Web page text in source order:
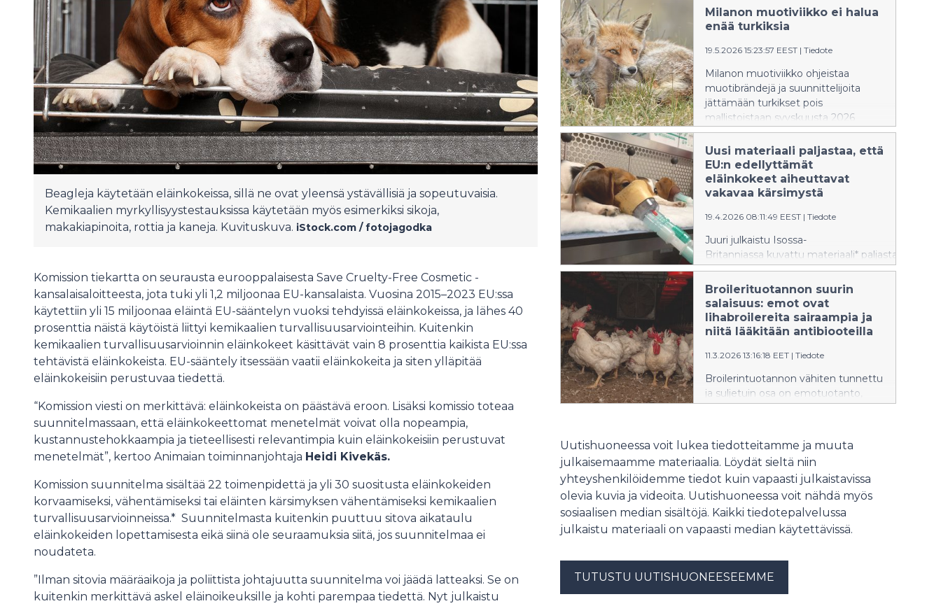
Beagleja käytetään eläinkokeissa, sillä ne ovat yleensä ystävällisiä ja sopeutuvaisia.
Kemikaalien myrkyllisyystestauksissa käytetään myös esimerkiksi sikoja,
makakiapinoita, rottia ja kaneja. Kuvituskuva. iStock.com / fotojagodka
Komission tiekartta on seurausta eurooppalaisesta Save Cruelty-Free Cosmetic -
kansalaisaloitteesta, jota tuki yli 1,2 miljoonaa EU-kansalaista. Vuosina 2015–2023 EU:ssa
käytettiin yli 15 miljoonaa eläintä EU-sääntelyn vuoksi tehdyissä eläinkokeissa, ja lähes 40
prosenttia näistä käytöistä liittyi kemikaalien turvallisuusarviointeihin. Kuitenkin
kemikaalien turvallisuusarvioinnin eläinkokeet käsittävät vain 8 prosenttia kaikista EU:ssa
tehtävistä eläinkokeista. EU-sääntely itsessään vaatii eläinkokeita ja siten ylläpitää
eläinkokeisiin perustuvaa tiedettä.
“Komission viesti on merkittävä: eläinkokeista on päästävä eroon. Lisäksi komissio toteaa
suunnitelmassaan, että eläinkokeettomat menetelmät voivat olla nopeampia,
kustannustehokkaampia ja tieteellisesti relevantimpia kuin eläinkokeisiin perustuvat
menetelmät”, kertoo Animaian toiminnanjohtaja Heidi Kivekäs.
Komission suunnitelma sisältää 22 toimenpidettä ja yli 30 suositusta eläinkokeiden
korvaamiseksi, vähentämiseksi tai eläinten kärsimyksen vähentämiseksi kemikaalien
turvallisuusarvioinneissa.* Suunnitelmasta kuitenkin puuttuu sitova aikataulu
eläinkokeiden lopettamisesta eikä siinä ole seuraamuksia siitä, jos suunnitelmaa ei
noudateta.
”Ilman sitovia määräaikoja ja poliittista johtajuutta suunnitelma voi jäädä latteaksi. Se on
kuitenkin merkittävä askel eläinoikeuksille ja kohti parempaa tiedettä. Nyt julkaistu
Päätöstä on perusteltu muun
muassa sianlihan viennin
Suomen elintarvikeviennistä
lisäksi suuri vientimaa Tanska luopuu
kirurgisesta kastraatiosta jo vuonna
2030. Animalia on
kannellut hallituksen
Milanon muotiviikko ei halua
enää turkiksia
19.5.2026 15:23:57 EEST | Tiedote
Milanon muotiviikko ohjeistaa
muotibrändejä ja suunnittelijoita
jättämään turkikset pois
mallistoistaan syyskuusta 2026
alkaen. Lähes kaikki tärkeimmät
muotitapahtumat ja -brändit ovat
nyt ottaneet kielteisen kannan
turkiksiin.
Uusi materiaali paljastaa, että
EU:n edellyttämät
eläinkokeet aiheuttavat
vakavaa kärsimystä
19.4.2026 08:11:49 EEST | Tiedote
Juuri julkaistu Isossa-
Britanniassa kuvattu materiaali* paljastaa,
että EU:n vaatimusten takia
tehtävät eläinkokeet tuottavat
eläimille suurta kärsimystä.
Eläinjärjestöt vaativat välitöntä
siirtymää eläinkokeettomaan
Broilerituotannon suurin
salaisuus: emot ovat
lihabroilereita sairaampia ja
niitä lääkitään antibiooteilla
11.3.2026 13:16:18 EET | Tiedote
Broilerintuotannon vähiten tunnettu
ja suljetuin osa on emotuotanto,
josta tietoa on vaikea saada.
mukaan emotuotannossa
lihabroilereiden vanhemmat elävät
jatkuvassa nälässä ja ne kärsivät
sairauksista vielä lihabroilereitakin
enemmän.
Uutishuoneessa voit lukea tiedotteitamme ja muuta
julkaisemaamme materiaalia. Löydät sieltä niin
yhteyshenkilöidemme tiedot kuin vapaasti julkaistavissa
olevia kuvia ja videoita. Uutishuoneessa voit nähdä myös
sosiaalisen median sisältöjä. Kaikki tiedotepalvelussa
julkaistu materiaali on vapaasti median käytettävissä.
TUTUSTU UUTISHUONEESEEMME